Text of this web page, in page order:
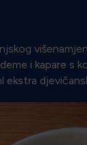
i kapare s